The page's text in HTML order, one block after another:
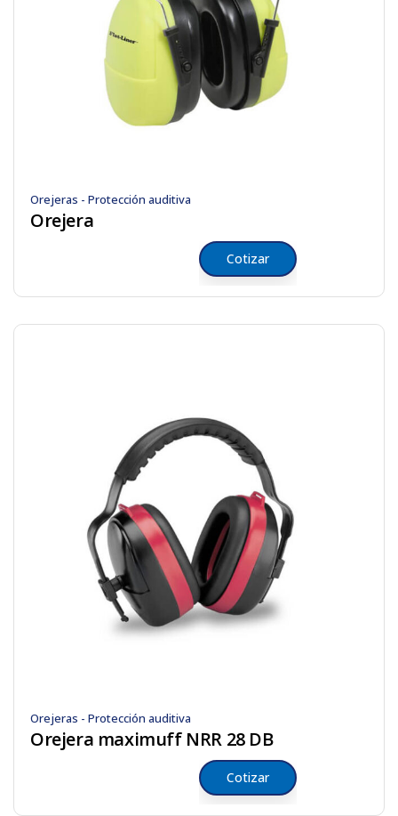
Orejeras - Protección auditiva
Orejera
Cotizar
Orejeras - Protección auditiva
Orejera maximuff NRR 28 DB
Cotizar